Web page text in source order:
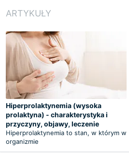
ARTYKUŁY
Hiperprolaktynemia (wysoka
prolaktyna) - charakterystyka i
przyczyny, objawy, leczenie
Hiperprolaktynemia to stan, w którym w
organizmie